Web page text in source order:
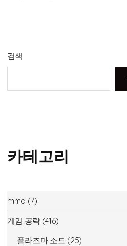
검색
카테고리
mmd (7)
게임 공략 (416)
플라즈마 소드 (25)